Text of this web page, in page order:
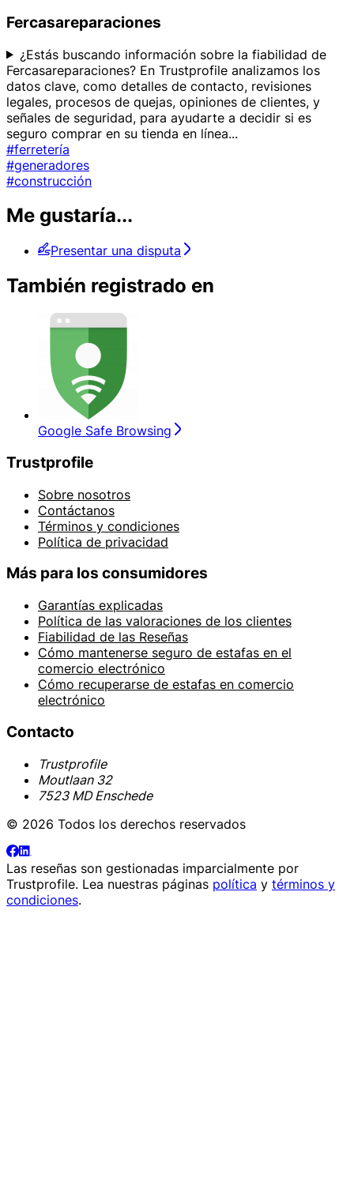
Fercasareparaciones
¿Estás buscando información sobre la fiabilidad de
Fercasareparaciones? En Trustprofile analizamos los
datos clave, como detalles de contacto, revisiones
legales, procesos de quejas, opiniones de clientes, y
señales de seguridad, para ayudarte a decidir si es
seguro comprar en su tienda en línea...
#ferretería
#generadores
#construcción
Me gustaría...
Presentar una disputa
También registrado en
Google Safe Browsing
Trustprofile
Sobre nosotros
Contáctanos
Términos y condiciones
Política de privacidad
Más para los consumidores
Garantías explicadas
Política de las valoraciones de los clientes
Fiabilidad de las Reseñas
Cómo mantenerse seguro de estafas en el
comercio electrónico
Cómo recuperarse de estafas en comercio
electrónico
Contacto
Trustprofile
Moutlaan 32
7523 MD Enschede
© 2026 Todos los derechos reservados
Las reseñas son gestionadas imparcialmente por
Trustprofile. Lea nuestras páginas política y términos y
condiciones.